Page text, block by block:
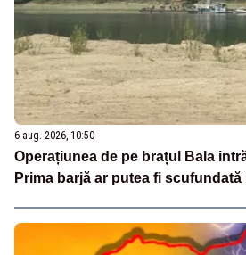
6 aug. 2026, 10:50
Operațiunea de pe brațul Bala
Prima barjă ar putea fi scufundată